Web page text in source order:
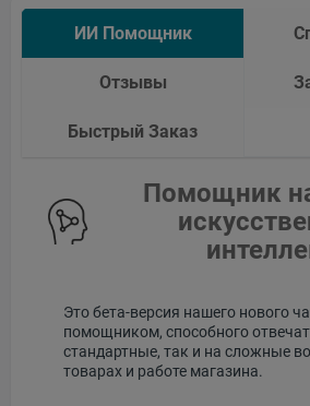
ИИ Помощник
Отзывы
Быстрый Заказ
Помощник
Это бета-версия нашего нового
помощником, способного
стандартные, так и на сложные
товарах и работе магазина.